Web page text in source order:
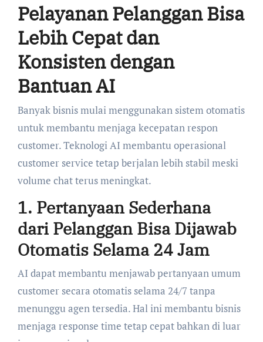
Pelayanan Pelanggan Bisa
Lebih Cepat dan
Konsisten dengan
Bantuan AI
Banyak bisnis mulai menggunakan sistem otomatis
untuk membantu menjaga kecepatan respon
customer. Teknologi AI membantu operasional
customer service tetap berjalan lebih stabil meski
volume chat terus meningkat.
1. Pertanyaan Sederhana
dari Pelanggan Bisa Dijawab
Otomatis Selama 24 Jam
AI dapat membantu menjawab pertanyaan umum
customer secara otomatis selama 24/7 tanpa
menunggu agen tersedia. Hal ini membantu bisnis
menjaga response time tetap cepat bahkan di luar